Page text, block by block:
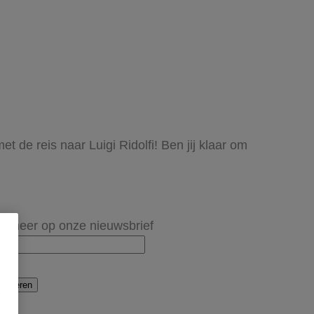
de reis naar Luigi Ridolfi! Ben jij klaar om
op onze nieuwsbrief